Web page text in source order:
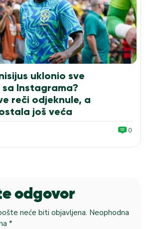
uklonio sve
Instagrama?
reči odjeknule, a
još veća
0
odgovor
neće biti objavljena. Neophodna
*